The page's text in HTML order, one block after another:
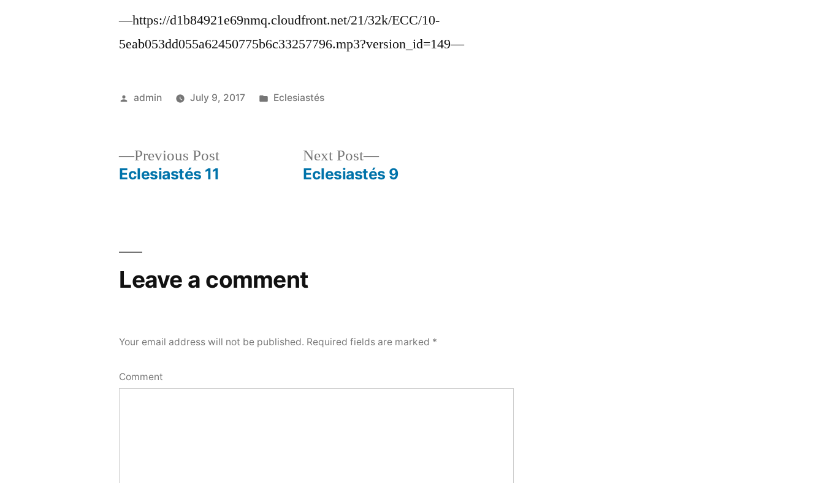
—https://d1b84921e69nmq.cloudfront.net/21/32k/ECC/10-
5eab053dd055a62450775b6c33257796.mp3?version_id=149—
Posted
admin July 9, 2017
Posted
Eclesiastés
Previous PostPrevious
Eclesiastés 11
Next Post
Next
post:
Eclesiastés 9
Leave a comment
Your email address will not be published. Required fields are marked *
Comment